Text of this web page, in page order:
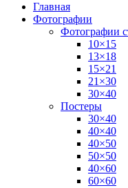
Главная
Фотографии
Фотографии
10×15
13×18
15×21
21×30
30×40
Постеры
30×40
40×40
40×50
50×50
40×60
60×60